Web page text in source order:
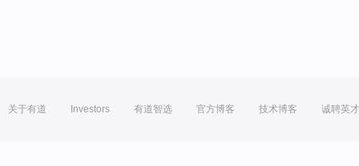
关于有道 Investors 有道智选 官方博客 技术博客 诚聘英才